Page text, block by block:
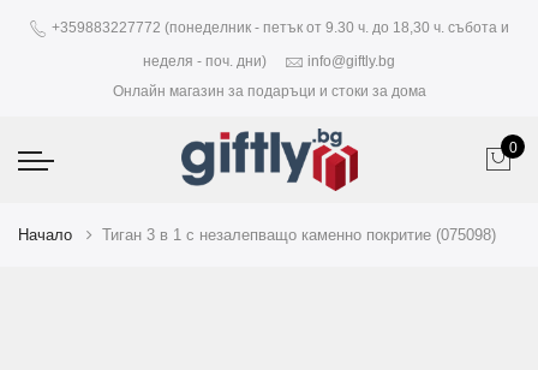
+359883227772 (понеделник - петък от 9.30 ч. до 18,30 ч. събота и
неделя - поч. дни)
info@giftly.bg
Онлайн магазин за подаръци и стоки за дома
0
Начало Тиган 3 в 1 с незалепващо каменно покритие (075098)